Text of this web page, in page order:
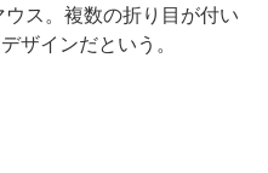
ス。複数の折り目が付い
ザインだという。